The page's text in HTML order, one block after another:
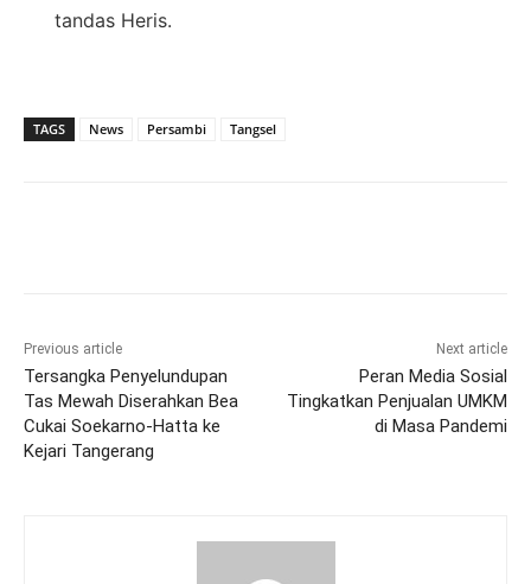
tandas Heris.
TAGS News Persambi Tangsel
Previous article
Tersangka Penyelundupan
Tas Mewah Diserahkan Bea
Cukai Soekarno-Hatta ke
Kejari Tangerang
Next article
Peran Media Sosial
Tingkatkan Penjualan UMKM
di Masa Pandemi